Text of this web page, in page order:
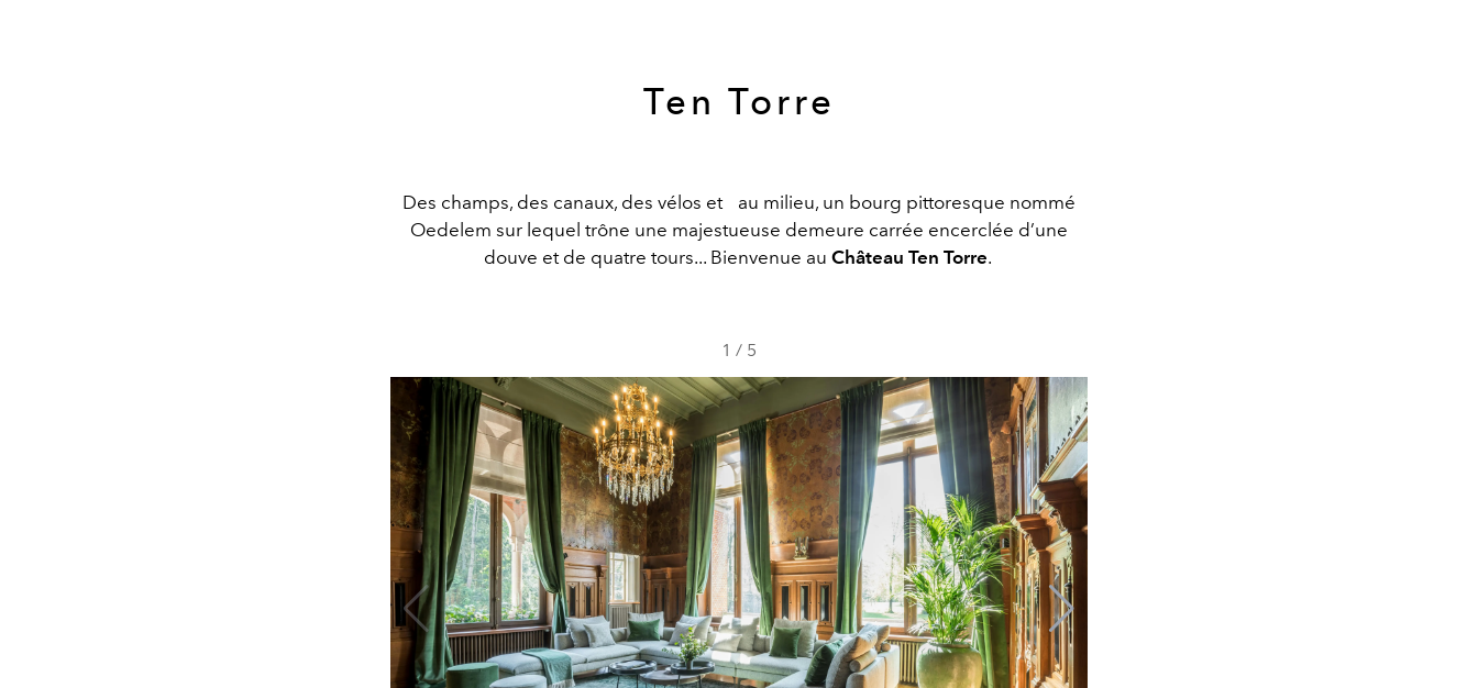
Ten Torre
Des champs, des canaux, des vélos et au milieu, un bourg pittoresque nommé
Oedelem sur lequel trône une majestueuse demeure carrée encerclée d’une
douve et de quatre tours... Bienvenue au Château Ten Torre.
1 / 5